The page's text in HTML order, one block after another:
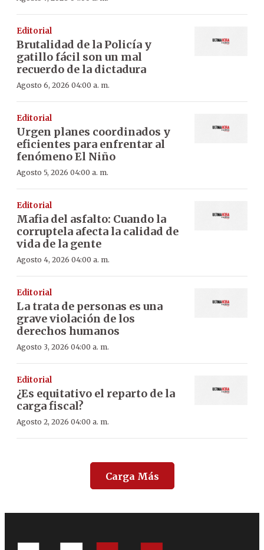
Editorial
Brutalidad de la Policía y
gatillo fácil son un mal
recuerdo de la dictadura
Agosto 6, 2026 04:00 a. m.
Editorial
Urgen planes coordinados y
eficientes para enfrentar al
fenómeno El Niño
Agosto 5, 2026 04:00 a. m.
Editorial
Mafia del asfalto: Cuando la
corruptela afecta la calidad de
vida de la gente
Agosto 4, 2026 04:00 a. m.
Editorial
La trata de personas es una
grave violación de los
derechos humanos
Agosto 3, 2026 04:00 a. m.
Editorial
¿Es equitativo el reparto de la
carga fiscal?
Agosto 2, 2026 04:00 a. m.
Carga Más